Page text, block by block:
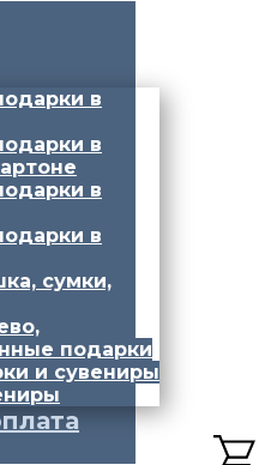
в
в
в
в
сумки,
подарки
и сувениры